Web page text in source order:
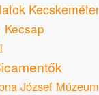
Kecskeméten
Kecsap
József Múzeum